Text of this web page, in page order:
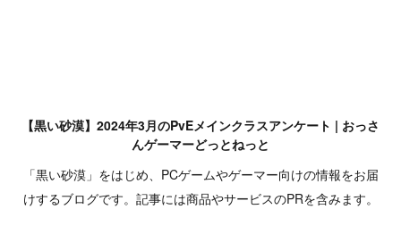
【黒い砂漠】2024年3月のPvEメインクラスアンケート | おっさ
んゲーマーどっとねっと
「黒い砂漠」をはじめ、PCゲームやゲーマー向けの情報をお届
けするブログです。記事には商品やサービスのPRを含みます。